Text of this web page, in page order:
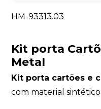
HM-93313.03
Kit porta
Metal
Kit porta cartões e
com material